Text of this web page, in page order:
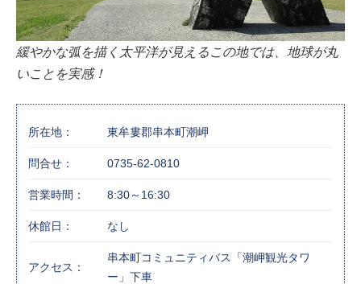
緩やかな弧を描く太平洋が見えるこの地では、地球が丸
いことを実感！
所在地： 東牟婁郡串本町潮岬
問合せ： 0735-62-0810
営業時間： 8:30～16:30
休館日： なし
アクセス：
串本町コミュニティバス「潮岬観光タワ
ー」下車